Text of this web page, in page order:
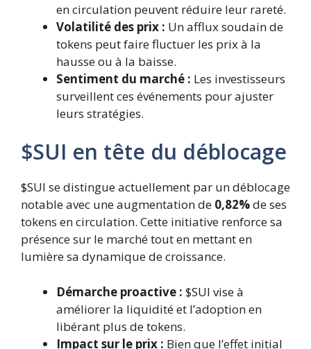
en circulation peuvent réduire leur rareté.
Volatilité des prix : Un afflux soudain de
tokens peut faire fluctuer les prix à la
hausse ou à la baisse.
Sentiment du marché : Les investisseurs
surveillent ces événements pour ajuster
leurs stratégies.
$SUI en tête du déblocage
$SUI se distingue actuellement par un déblocage
notable avec une augmentation de 0,82%de ses
tokens en circulation. Cette initiative renforce sa
présence sur le marché tout en mettant en
lumière sa dynamique de croissance.
Démarche proactive : $SUI vise à
améliorer la liquidité et l’adoption en
libérant plus de tokens.
Impact sur le prix : Bien que l’effet initial